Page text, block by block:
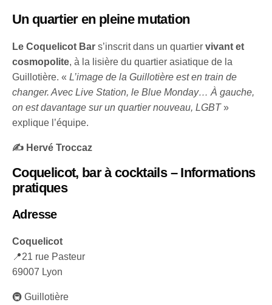
Un quartier en pleine mutation
Le Coquelicot Bars’inscrit dans un quartiervivant et
cosmopolite, à la lisière du quartier asiatique de la
Guillotière. «L’image de la Guillotière est en train de
changer. Avec Live Station, le Blue Monday… À gauche,
on est davantage sur un quartier nouveau, LGBT»
explique l’équipe.
✍️ Hervé Troccaz
Coquelicot, bar à cocktails – Informations
pratiques
Adresse
Coquelicot
📍21 rue Pasteur
69007 Lyon
🚇 Guillotière